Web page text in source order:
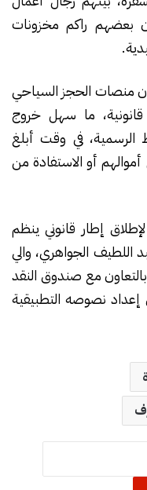
بعضهم راكم مخزونات
منصات الحجز السياحي
ما سهل خروج
الرسمية، في وقت أبلغ
أو الاستفادة من
إطار قانوني ينظم
اللطيف الجواهري، والي
مع صندوق النقد
إعداد نصوصه التطبيقية